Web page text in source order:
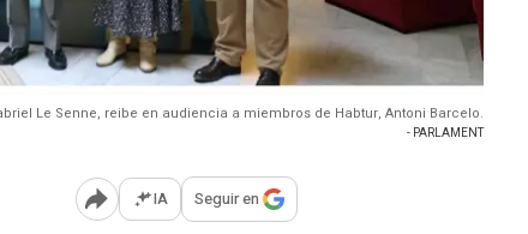
Le Senne, reibe en audiencia a miembros de Habtur, Antoni Barcelo.
- PARLAMENT
Abrir opciones para compartir
IA Seguir en